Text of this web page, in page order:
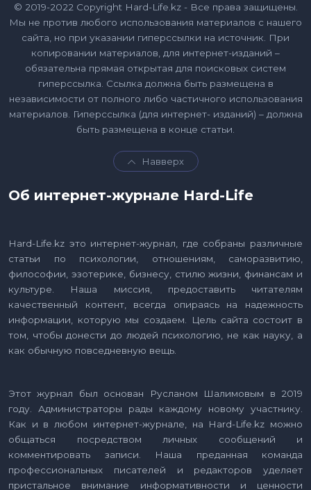
© 2019-2022 Copyright Hard-Life.kz - Все права защищены.
Мы не против любого использования материалов с нашего
сайта, но при указании гиперссылки на источник. При
копировании материалов, для интернет-изданий –
обязательна прямая открытая для поисковых систем
гиперссылка. Ссылка должна быть размещена в
независимости от полного либо частичного использования
материалов. Гиперссылка (для интернет- изданий) – должна
быть размещена в конце статьи.
Навверх
Об интернет-журнале Hard-Life
Hard-Life.kz это интернет-журнал, где собраны различные
статьи по психологии, отношениям, саморазвитию,
философии, эзотерике, бизнесу, стилю жизни, финансам и
культуре. Наша миссия, предоставить читателям
качественный контент, всегда опираясь на надежность
информации, которую мы создаем. Цель сайта состоит в
том, чтобы донести до людей психологию, не как науку, а
как обычную повседневную вещь.
Этот журнал был основан Русланом Шалимовым в 2019
году. Администраторы рады каждому новому участнику.
Как и в любом интернет-журнале, на Hard-Life.kz можно
общаться посредством личных сообщений и
комментировать записи. Наша преданная команда
профессиональных писателей и редакторов уделяет
пристальное внимание информативности и ценности